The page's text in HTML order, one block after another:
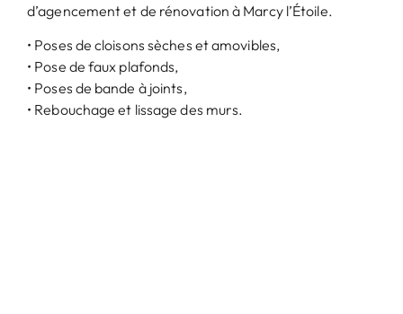
d’agencement et de rénovation à Marcy l’Étoile.
• Poses de cloisons sèches et amovibles,
• Pose de faux plafonds,
• Poses de bande à joints,
• Rebouchage et lissage des murs.